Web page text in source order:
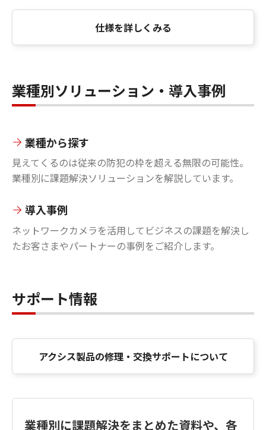
仕様を詳しくみる
業種別ソリューション・導入事例
業種から探す
見えてくるのは従来の防犯の枠を超える無限の可能性。
業種別に課題解決ソリューションを解説しています。
導入事例
ネットワークカメラを活用してビジネスの課題を解決し
たお客さまやパートナーの事例をご紹介します。
サポート情報
アクシス製品の修理・交換サポートについて
業種別に課題解決をまとめた資料や、各